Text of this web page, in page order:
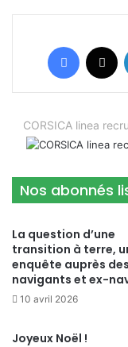
Facebook
CORSICA linea
Nos abonnés
La question d’une
transition à terre,
enquête auprès des
navigants et ex-
10 avril 2026
Joyeux Noël !